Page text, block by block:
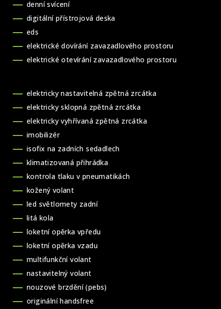
denní svícení
digitální přístrojová deska
eds
elektrické dovírání zavazadlového prostoru
elektrické otevírání zavazadlového prostoru
elektricky nastavitelná zpětná zrcátka
elektricky sklopná zpětná zrcátka
elektricky vyhřívaná zpětná zrcátka
imobilizér
isofix na zadních sedadlech
klimatizovaná přihrádka
kontrola tlaku v pneumatikách
kožený volant
led světlomety zadní
litá kola
loketní opěrka vpředu
loketní opěrka vzadu
multifunkční volant
nastavitelný volant
nouzové brzdění (pebs)
originální handsfree